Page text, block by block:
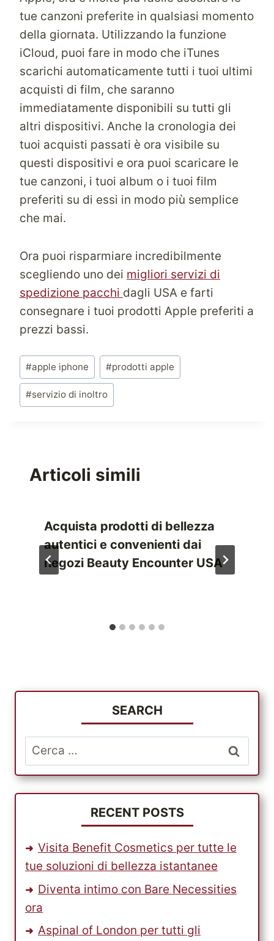
tue canzoni preferite in qualsiasi momento
della giornata. Utilizzando la funzione
iCloud, puoi fare in modo che iTunes
scarichi automaticamente tutti i tuoi ultimi
acquisti di film, che saranno
immediatamente disponibili su tutti gli
altri dispositivi. Anche la cronologia dei
tuoi acquisti passati è ora visibile su
questi dispositivi e ora puoi scaricare le
tue canzoni, i tuoi album o i tuoi film
preferiti su di essi in modo più semplice
che mai.
Ora puoi risparmiare incredibilmente
scegliendo uno dei migliori servizi di
spedizione pacchi dagli USA e farti
consegnare i tuoi prodotti Apple preferiti a
prezzi bassi.
Tag
articolo:
#apple iphone #prodotti apple
#servizio di inoltro
Articoli simili
Acquista prodotti di bellezza
autentici e convenienti dai
negozi Beauty Encounter USA
SEARCH
Ricerca
per:
RECENT POSTS
Visita Benefit Cosmetics per tutte le
tue soluzioni di bellezza istantanee
Diventa intimo con Bare Necessities
ora
Aspinal of London per tutti gli